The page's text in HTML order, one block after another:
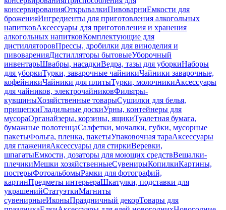
консервированияОткрывалкиПивоварниЕмкости для
броженияИнгредиенты для приготовления алкогольных
напитковАксессуары для приготовления и хранения
алкогольных напитковКомплектующие для
дистилляторовПрессы, дробилки для виноделия и
пивоваренияДистилляторы бытовыеУборочный
инвентарьШвабры, насадкиВедра, тазы для уборкиНаборы
для уборкиТурки, заварочные чайникиЧайники заварочные,
кофейникиЧайники для плитыТурки, молочникиАксессуары
для чайников, электрочайниковФильтры-
кувшиныХозяйственные товарыСушилки для белья,
прищепкиГладильные доскиУрны, контейнеры для
мусораОрганайзеры, корзины, ящикиТуалетная бумага,
бумажные полотенцаСалфетки, мочалки, губки, мусорные
пакетыФольга, пленка, пакетыУпаковочная тараАксессуары
для глаженияАксессуары для стиркиВеревки,
шпагатыЕмкости, дозаторы для моющих средствВешалки-
плечикиМешки хозяйственныеСувенирыКопилкиКартины,
постерыФотоальбомыРамки для фотографий,
картинПредметы интерьераШкатулки, подставки для
украшенийСтатуэткиМагниты
сувенирныеИконыПраздничный декорТовары для